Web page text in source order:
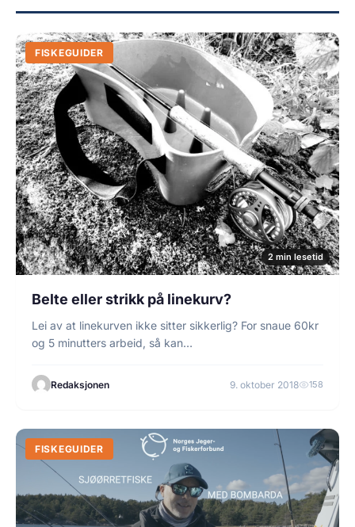
FISKEGUIDER
2 min lesetid
Belte eller strikk på linekurv?
Lei av at linekurven ikke sitter sikkerlig? For snaue 60kr
og 5 minutters arbeid, så kan…
Redaksjonen 9. oktober 2018 158
FISKEGUIDER